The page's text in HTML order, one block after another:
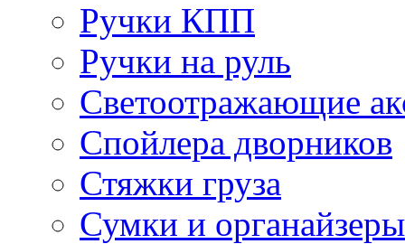
Ручки КПП
Ручки на руль
Светоотражающие
Спойлера дворников
Стяжки груза
Сумки и органайзеры